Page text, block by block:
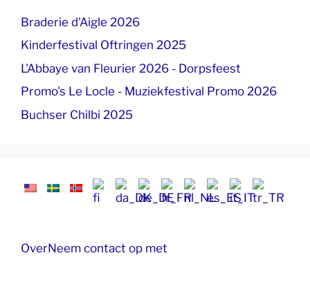
Braderie d'Aigle 2026
Kinderfestival Oftringen 2025
L'Abbaye van Fleurier 2026 - Dorpsfeest
Promo's Le Locle - Muziekfestival Promo 2026
Buchser Chilbi 2025
OverNeem contact op met